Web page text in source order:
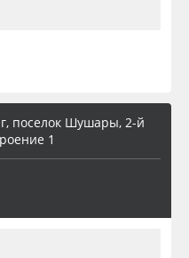
поселок Шушары, 2-й
1